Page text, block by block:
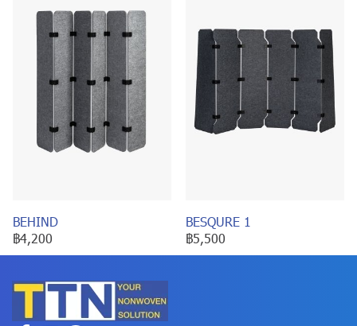
BEHIND
฿4,200
BESQURE 1
฿5,500